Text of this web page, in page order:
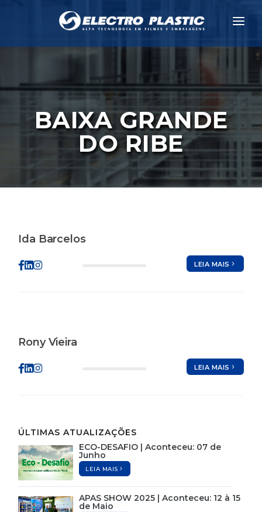
A EMPRESA
PRODUTOS
NEWS
CONTATO
COTAÇÃO
PORTAL EDUCACIONAL
BAIXA GRANDE
DO RIBE
Ida Barcelos
LEIA MAIS
Rony Vieira
LEIA MAIS
ÚLTIMAS ATUALIZAÇÕES
ECO-DESAFIO | Aconteceu: 07 de
Junho
LEIA MAIS
APAS SHOW 2025 | Aconteceu: 12 à 15
de Maio